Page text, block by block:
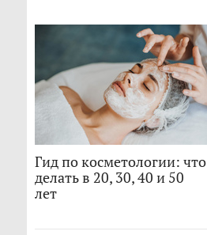
Гид по косметологии: что
делать в 20, 30, 40 и 50
лет